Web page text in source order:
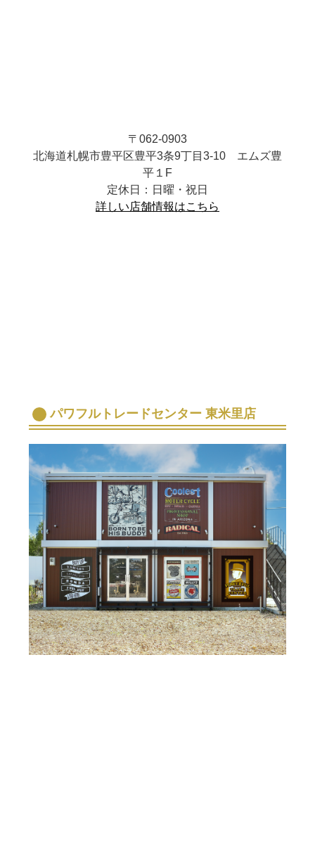
〒062-0903
北海道札幌市豊平区豊平3条9丁目3-10 エムズ豊
平１F
定休日：日曜・祝日
詳しい店舗情報はこちら
パワフルトレードセンター 東米里店